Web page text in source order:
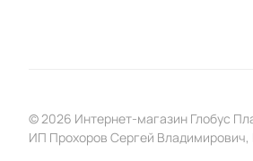
© 2026 Интернет-магазин Глобус
ИП Прохоров Сергей Владимирович,